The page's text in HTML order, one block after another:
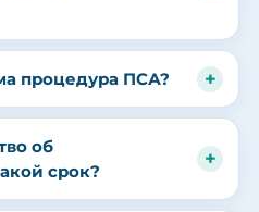
процедура ПСА?
об
срок?